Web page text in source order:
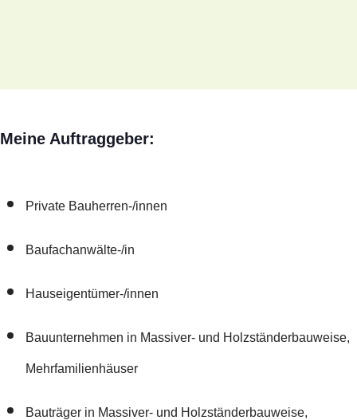
Meine Auftraggeber:
Private Bauherren-/innen
Baufachanwälte-/in
Hauseigentümer-/innen
Bauunternehmen in Massiver- und Holzständerbauweise,
Mehrfamilienhäuser
Bauträger in Massiver- und Holzständerbauweise,